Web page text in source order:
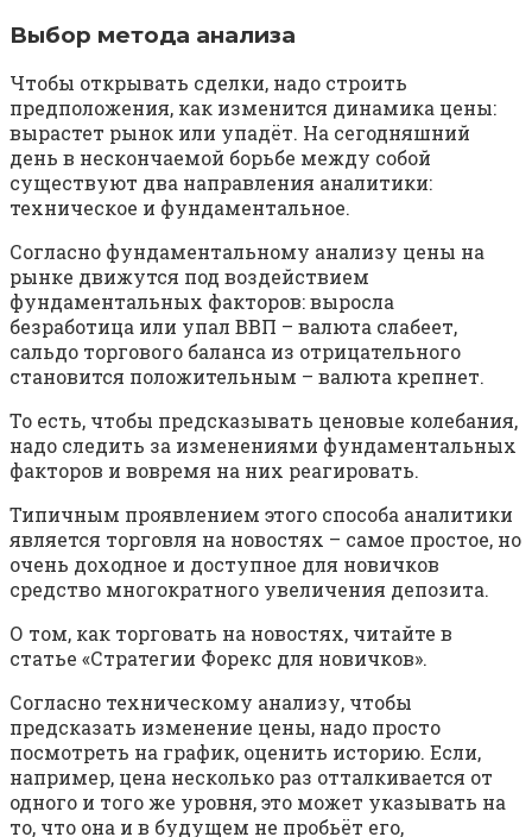
Выбор метода анализа
Чтобы открывать сделки, надо строить
предположения, как изменится динамика цены:
вырастет рынок или упадёт. На сегодняшний
день в нескончаемой борьбе между собой
существуют два направления аналитики:
техническое и фундаментальное.
Согласно фундаментальному анализу цены на
рынке движутся под воздействием
фундаментальных факторов: выросла
безработица или упал ВВП – валюта слабеет,
сальдо торгового баланса из отрицательного
становится положительным – валюта крепнет.
То есть, чтобы предсказывать ценовые колебания,
надо следить за изменениями фундаментальных
факторов и вовремя на них реагировать.
Типичным проявлением этого способа аналитики
является торговля на новостях – самое простое, но
очень доходное и доступное для новичков
средство многократного увеличения депозита.
О том, как торговать на новостях, читайте в
статье «Стратегии Форекс для новичков».
Согласно техническому анализу, чтобы
предсказать изменение цены, надо просто
посмотреть на график, оценить историю. Если,
например, цена несколько раз отталкивается от
одного и того же уровня, это может указывать на
то, что она и в будущем не пробьёт его,